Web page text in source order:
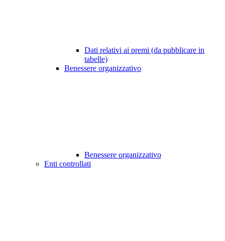
Dati relativi ai premi (da pubblicare in
tabelle)
Benessere organizzativo
Benessere organizzativo
Enti controllati